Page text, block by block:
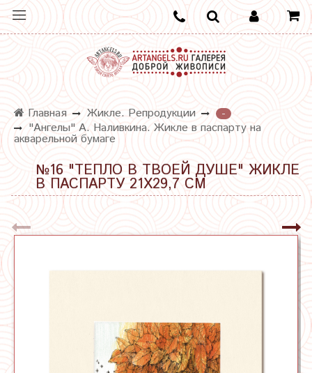
Главная Жикле. Репродукции
-
"Ангелы" А. Наливкина. Жикле в паспарту на
акварельной бумаге
№16 "ТЕПЛО В ТВОЕЙ ДУШЕ" ЖИКЛЕ
В ПАСПАРТУ 21Х29,7 СМ